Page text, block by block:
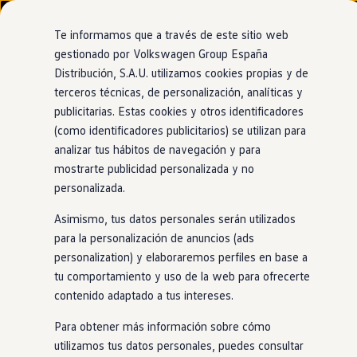
Ir
directamente
al contenido
Ir
directamente
al pie de
página
Nuevo ID. Cross
Vehículos Comerciales
Compra y ofertas
Volkswagen nuevo en stock
Volkswagen de ocasión
Financiación
My Renting
My Way
Seguros
Empresas
Autoescuelas
Eléctricos e híbridos
Más sobre híbridos
Plan Auto +
Etiquetas DGT
Simulador de autonomía, carga y ahorro
Carga y autonomía
Soluciones de carga
Tarifas de carga
Carga en casa
Modos de carga
Concesionario y taller oficial de Volkswagen
Mogauto Badalona
Te informamos que a través de este sitio web
gestionado por Volkswagen Group España
Distribución, S.A.U. utilizamos cookies propias y de
terceros técnicas, de personalización, analíticas y
publicitarias. Estas cookies y otros identificadores
(como identificadores publicitarios) se utilizan para
analizar tus hábitos de navegación y para
mostrarte publicidad personalizada y no
personalizada.
Asimismo, tus datos personales serán utilizados
para la personalización de anuncios (ads
personalization) y elaboraremos perfiles en base a
tu comportamiento y uso de la web para ofrecerte
contenido adaptado a tus intereses.
Para obtener más información sobre cómo
utilizamos tus datos personales, puedes consultar